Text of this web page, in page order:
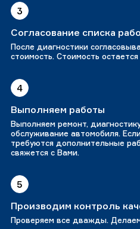
3
Согласование списка
После диагностики
стоимость. Стоимость
4
Выполняем работы
Выполняем ремонт,
обслуживание автомобиля.
требуются дополнительные
свяжется с Вами.
5
Производим контроль
Проверяем все дважды.